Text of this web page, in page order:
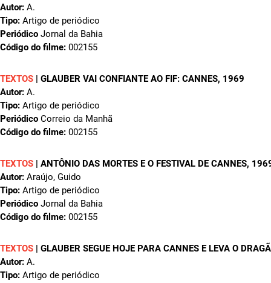
Autor: A.
Tipo: Artigo de periódico
Periódico Jornal da Bahia
Código do filme: 002155
TEXTOS | GLAUBER VAI CONFIANTE AO FIF: CANNES, 1969
Autor: A.
Tipo: Artigo de periódico
Periódico Correio da Manhã
Código do filme: 002155
TEXTOS | ANTÔNIO DAS MORTES E O FESTIVAL DE CANNES,
Autor: Araújo, Guido
Tipo: Artigo de periódico
Periódico Jornal da Bahia
Código do filme: 002155
TEXTOS | GLAUBER SEGUE HOJE PARA CANNES E LEVA O
Autor: A.
Tipo: Artigo de periódico